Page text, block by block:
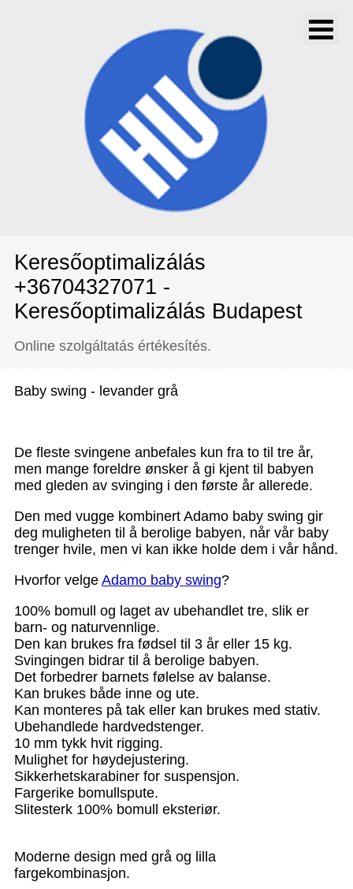
Keresőoptimalizálás
+36704327071 -
Keresőoptimalizálás Budapest
Online szolgáltatás értékesítés.
Baby swing - levander grå
De fleste svingene anbefales kun fra to til tre år,
men mange foreldre ønsker å gi kjent til babyen
med gleden av svinging i den første år allerede.
Den med vugge kombinert Adamo baby swing gir
deg muligheten til å berolige babyen, når vår baby
trenger hvile, men vi kan ikke holde dem i vår hånd.
Hvorfor velge Adamo baby swing?
100% bomull og laget av ubehandlet tre, slik er
barn- og naturvennlige.
Den kan brukes fra fødsel til 3 år eller 15 kg.
Svingingen bidrar til å berolige babyen.
Det forbedrer barnets følelse av balanse.
Kan brukes både inne og ute.
Kan monteres på tak eller kan brukes med stativ.
Ubehandlede hardvedstenger.
10 mm tykk hvit rigging.
Mulighet for høydejustering.
Sikkerhetskarabiner for suspensjon.
Fargerike bomullspute.
Slitesterk 100% bomull eksteriør.
Moderne design med grå og lilla
fargekombinasjon.